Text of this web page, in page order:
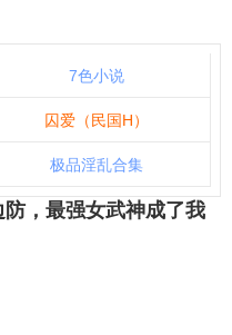
7色小说
囚爱（民国H）
极品淫乱合集
防，最强女武神成了我